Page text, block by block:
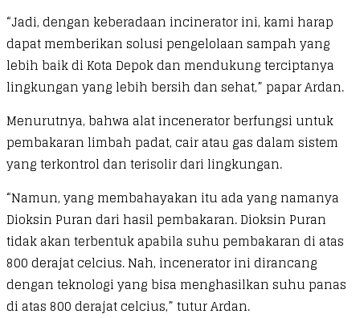
“Jadi, dengan keberadaan incinerator ini, kami harap
dapat memberikan solusi pengelolaan sampah yang
lebih baik di Kota Depok dan mendukung terciptanya
lingkungan yang lebih bersih dan sehat,” papar Ardan.
Menurutnya, bahwa alat incenerator berfungsi untuk
pembakaran limbah padat, cair atau gas dalam sistem
yang terkontrol dan terisolir dari lingkungan.
“Namun, yang membahayakan itu ada yang namanya
Dioksin Puran dari hasil pembakaran. Dioksin Puran
tidak akan terbentuk apabila suhu pembakaran di atas
800 derajat celcius. Nah, incenerator ini dirancang
dengan teknologi yang bisa menghasilkan suhu panas
di atas 800 derajat celcius,” tutur Ardan.